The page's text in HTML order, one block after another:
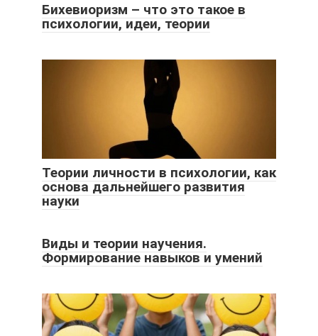
Бихевиоризм – что это такое в
психологии, идеи, теории
Теории личности в психологии, как
основа дальнейшего развития
науки
Виды и теории научения.
Формирование навыков и умений